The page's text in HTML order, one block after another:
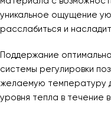
уникальное ощущение
расслабиться и
Поддержание
системы регулировки
желаемую температуру
уровня тепла в течение